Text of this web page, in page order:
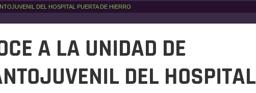
DEL HOSPITAL PUERTA DE HIERRO
A LA UNIDAD DE
DEL HOSPITAL